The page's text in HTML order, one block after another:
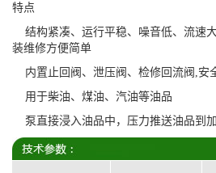
特点
结构紧凑、运行平稳、噪音低、流速
装维修方便简单
内置止回阀、泄压阀、检修回流阀,安
用于柴油、煤油、汽油等油品
泵直接浸入油品中，压力推送油品到加